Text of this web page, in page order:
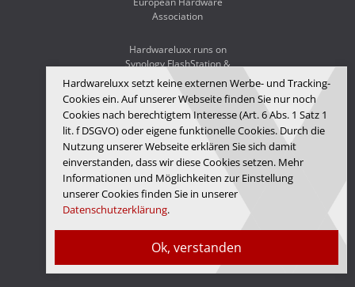
Ok, verstanden
Hardwareluxx setzt keine externen Werbe- und Tracking-
Cookies ein. Auf unserer Webseite finden Sie nur noch
Cookies nach berechtigtem Interesse (Art. 6 Abs. 1 Satz 1
lit. f DSGVO) oder eigene funktionelle Cookies. Durch die
Nutzung unserer Webseite erklären Sie sich damit
einverstanden, dass wir diese Cookies setzen. Mehr
Informationen und Möglichkeiten zur Einstellung
unserer Cookies finden Sie in unserer
Datenschutzerklärung.
Association
Hardwareluxx runs on
Synology FlashStation &
WD Red SA500
© Copyright 2026 Hardwareluxx Media GmbH